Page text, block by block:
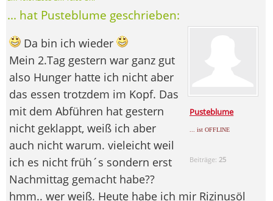
... hat Pusteblume geschrieben:
Pusteblume
... ist OFFLINE
Beiträge: 25
Da bin ich wieder
Mein 2.Tag gestern war ganz gut
also Hunger hatte ich nicht aber
das essen trotzdem im Kopf. Das
mit dem Abführen hat gestern
nicht geklappt, weiß ich aber
auch nicht warum. vieleicht weil
ich es nicht früh´s sondern erst
Nachmittag gemacht habe??
hmm.. wer weiß. Heute habe ich mir Rizinusöl